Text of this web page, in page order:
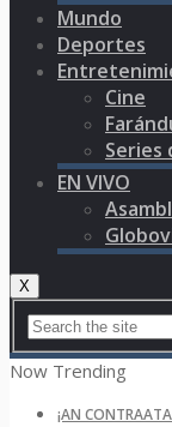
Mundo
Deportes
Cine
Series
EN VIVO
X
Now Trending
¡AN